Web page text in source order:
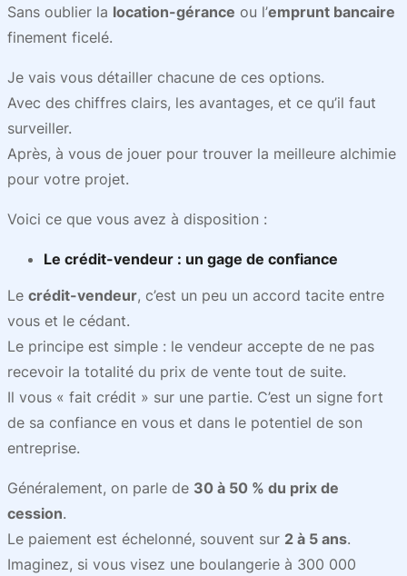
Sans oublier la location-gérance ou l’emprunt bancaire
finement ficelé.
Je vais vous détailler chacune de ces options.
Avec des chiffres clairs, les avantages, et ce qu’il faut
surveiller.
Après, à vous de jouer pour trouver la meilleure alchimie
pour votre projet.
Voici ce que vous avez à disposition :
Le crédit-vendeur : un gage de confiance
Le crédit-vendeur, c’est un peu un accord tacite entre
vous et le cédant.
Le principe est simple : le vendeur accepte de ne pas
recevoir la totalité du prix de vente tout de suite.
Il vous « fait crédit » sur une partie. C’est un signe fort
de sa confiance en vous et dans le potentiel de son
entreprise.
Généralement, on parle de 30 à 50 % du prix de
cession.
Le paiement est échelonné, souvent sur 2 à 5 ans.
Imaginez, si vous visez une boulangerie à 300 000